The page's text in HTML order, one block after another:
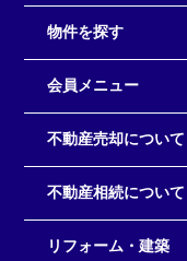
物件を探す
会員メニュー
不動産売却について
不動産相続について
リフォーム・建築